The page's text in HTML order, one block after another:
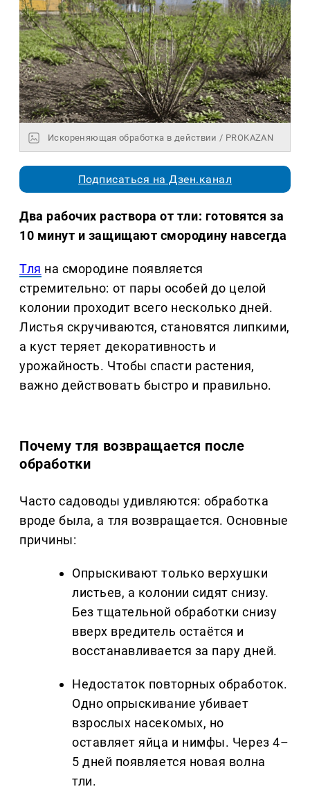
Искореняющая обработка в действии / PROKAZAN
Подписаться на Дзен.канал
Два рабочих раствора от тли: готовятся за
10 минут и защищают смородину навсегда
Тля на смородине появляется
стремительно: от пары особей до целой
колонии проходит всего несколько дней.
Листья скручиваются, становятся липкими,
а куст теряет декоративность и
урожайность. Чтобы спасти растения,
важно действовать быстро и правильно.
Почему тля возвращается после
обработки
Часто садоводы удивляются: обработка
вроде была, а тля возвращается. Основные
причины:
Опрыскивают только верхушки
листьев, а колонии сидят снизу.
Без тщательной обработки снизу
вверх вредитель остаётся и
восстанавливается за пару дней.
Недостаток повторных обработок.
Одно опрыскивание убивает
взрослых насекомых, но
оставляет яйца и нимфы. Через 4–
5 дней появляется новая волна
тли.